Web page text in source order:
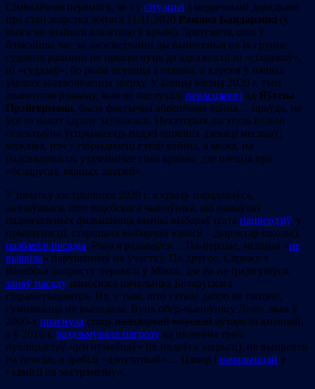
Сімвалічная перамога, як і ў сітуацыі з медычнымі даведкамі
пра стан жорстка збітага 11.11.2020 Рамана Бандарэнкі (у
якога не знайшлі алкаголю ў крыві). Зразумела, што ў
бліжэйшы час за лжэсведчанні ды вынесеныя на іх грунце
судовыя рашэнні не прыцягнуць да адказнасці ні «сілавікоў»,
ні «суддзяў», бо рыба псуецца з галавы, а хлусня ў нашых
умовах заахвочваецца зверху. У канцы вясны 2020 г. тым
апанентам рэжыму, якія не паслухалі перасцярогі ад Яўгена
Прэйгермана, была фактычна абвешчана вайна… праўда, не
ўсе яе нават адразу заўважылі. Некаторыя дагэтуль вельмі
селектыўна ўспрымаюць падзеі апошніх дзевяці месяцаў;
мажліва, рэч у гібрыднасці гэтай вайны, а можа, на
падсвядомасць уздзейнічае гімн краіны, дзе пяецца пра
«беларусаў, мірных людзей».
У пачатку кастрычніка 2020 г. я крыху парадаваўся,
дазнаўшыся, што віцебскага чыноўніка, які намаўляў
падначаленых фальшаваць вынікі выбараў (гэта пацвердзіў, у
прыватнасці, старшыня выбарчай камісіі – дырэктар школы),
пазбавілі пасады. Рана я радаваўся… Па-першае, міліцыя «не
выявіла» парушэнняў на ўчастку. Па-другое, Сярожу з
Віцебска папросту перавялі ў Мінск, дзе ён не (ра)згубіўся:
заняў пасаду намесніка начальніка Беларускага
гідраметэацэнтра. Ну, у тым, што гэткае дабро не патоне,
сумнявацца не выпадала. Вунь обер-чыноўніцу Лілю, якая ў
2000-х прагнула стаць валадаркай морскай аўтаркай кніжнай,
а ў 2016 г. раздзьмувала пагрозу ад пісаніны траіх
публіцыстаў-«рэгнумаўцаў» (іх надоўга закрылі), не выправілі
на пенсію, а зрабілі «дэпутаткай»… Цяпер і начальніцай у
«камісіі па экстрэмізму».